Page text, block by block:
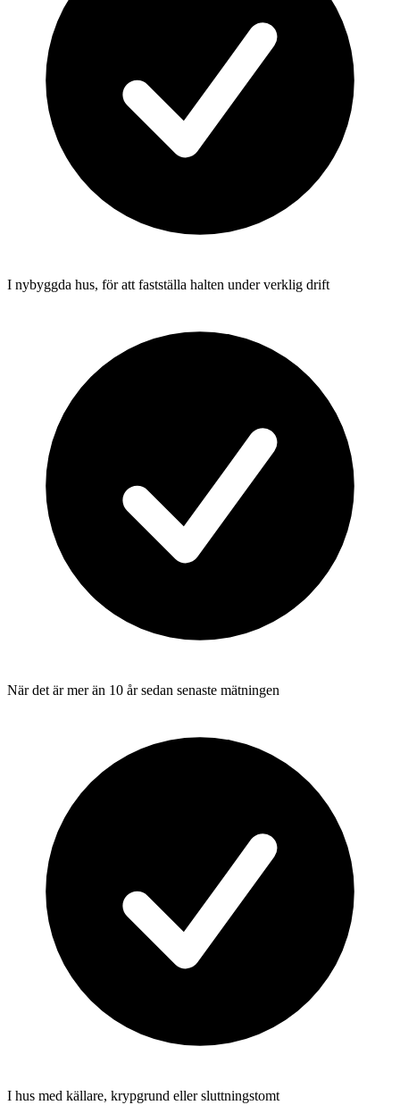
I nybyggda hus, för att fastställa halten under verklig drift
När det är mer än 10 år sedan senaste mätningen
I hus med källare, krypgrund eller sluttningstomt